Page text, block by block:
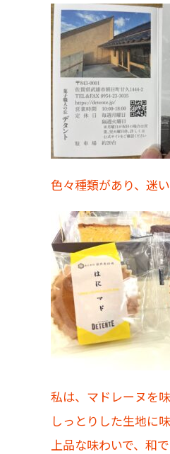
色々種類があり、迷
私は、マドレーヌを
しっとりした生地に
上品な味わいで、和